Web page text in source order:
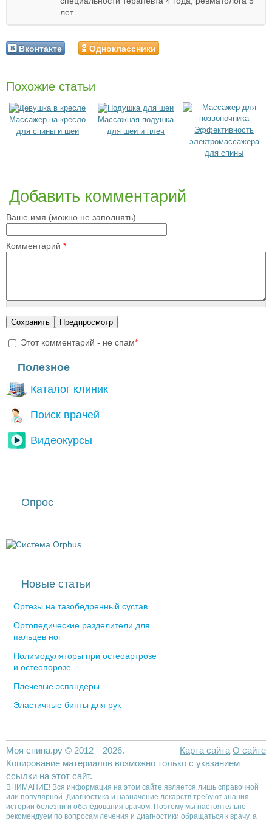
лет.
Вконтакте Одноклассники
Похожие статьи
Массажер на кресло
для спины и шеи
Массажная подушка
для шеи и плеч
Эффективность
электромассажера
для спины
Добавить комментарий
Ваше имя (можно не заполнять)
Комментарий *
Этот комментарий - не спам*
Полезное
Каталог клиник
Поиск врачей
Видеокурсы
Опрос
Новые статьи
Ортезы на тазобедренный сустав
Ортопедические разделители для
пальцев ног
Полимодуляторы при остеоартрозе
и остеопорозе
Плечевые эспандеры
Эластичные бинты для рук
Карта сайта О сайте
Моя спина.ру © 2012—2026.
Копирование материалов возможно только с указанием
ссылки на этот сайт.
ВНИМАНИЕ! Вся информация на этом сайте является лишь справочной
или популярной. Диагностика и назначение лекарств требуют знания
истории болезни и обследования врачом. Поэтому мы настоятельно
рекомендуем по вопросам лечения и диагностики обращаться к врачу, а